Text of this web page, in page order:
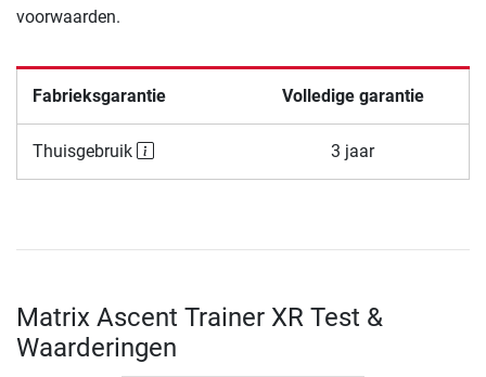
voorwaarden.
Fabrieksgarantie Volledige garantie
Thuisgebruik 3 jaar
Matrix Ascent Trainer XR Test &
Waarderingen